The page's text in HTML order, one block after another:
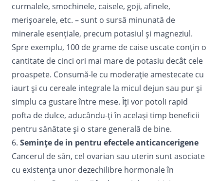
curmalele, smochinele, caisele, goji, afinele,
merișoarele, etc. – sunt o sursă minunată de
minerale esenţiale, precum potasiul şi magneziul.
Spre exemplu, 100 de grame de caise uscate conţin o
cantitate de cinci ori mai mare de potasiu decât cele
proaspete. Consumă-le cu moderație amestecate cu
iaurt și cu cereale integrale la micul dejun sau pur și
simplu ca gustare între mese. Îți vor potoli rapid
pofta de dulce, aducându-ți în același timp beneficii
pentru sănătate și o stare generală de bine.
6. Semințe de in pentru efectele anticancerigene
Cancerul de sân, cel ovarian sau uterin sunt asociate
cu existența unor dezechilibre hormonaleîn